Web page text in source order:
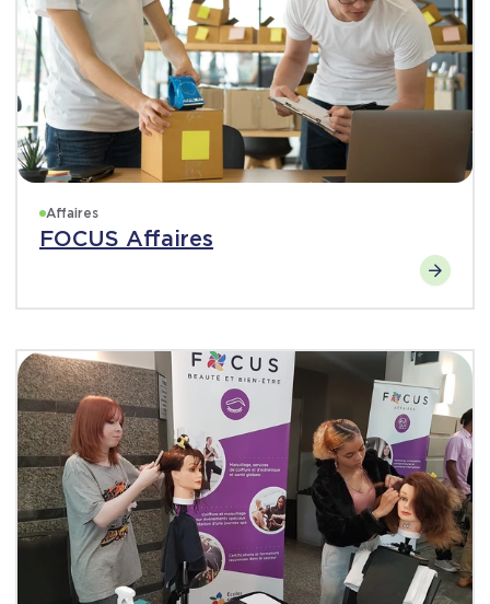
Affaires
FOCUS Affaires